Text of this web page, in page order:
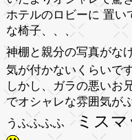
ホテルのロビーに 置い
な椅子、、、
神棚と親分の写真がな
気が付かないくらいで
しかし、ガラの悪いお
でオシャレな雰囲気が
うふふふふ ミス